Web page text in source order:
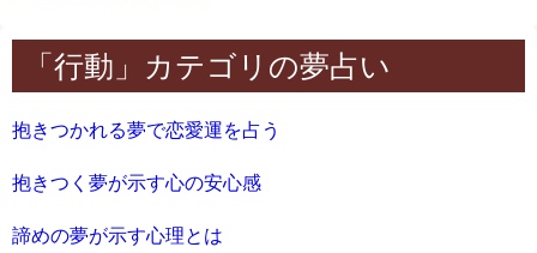
「行動」カテゴリの夢占い
抱きつかれる夢で恋愛運を占う
抱きつく夢が示す心の安心感
諦めの夢が示す心理とは